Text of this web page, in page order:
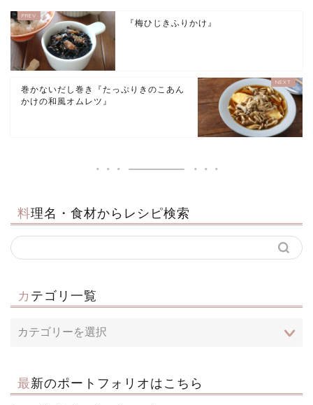
『梅ひじきふりかけ』
巻かないだし巻き『たっぷりきのこあん
かけの和風オムレツ』
料理名・食材からレシピ検索
カテゴリ一覧
最新のポートフォリオはこちら